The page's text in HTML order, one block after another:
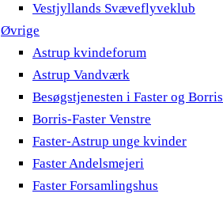
Vestjyllands Svæveflyveklub
Øvrige
Astrup kvindeforum
Astrup Vandværk
Besøgstjenesten i Faster og
Borris-Faster Venstre
Faster-Astrup unge kvinder
Faster Andelsmejeri
Faster Forsamlingshus